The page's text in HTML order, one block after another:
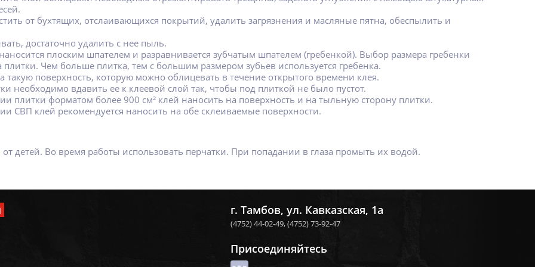
от бухтящих, отслаивающихся покрытий, удалить загрязнения и масляные пятна, обеспылить и
достаточно удалить с нее пыль.
плоским шпателем и разравнивается зубчатым шпателем (гребенкой). Выбор размера гребенки
плитки. Чем больше плитка, тем с большим размером зубьев используется гребенка.
такую поверхность, которую можно облицевать в течение открытого времени клея.
необходимо вдавить ее к клеевой слой так, чтобы под плиткой не было пустот.
плитки форматом более 900 см² клей наносить на поверхность и на тыльную сторону плитки.
СВП клей рекомендуется наносить на обе склеиваемые поверхности.
детей. Во время работы использовать перчатки. При попадании в глаза промыть их водой.
г. Тамбов, ул. Кавказская, 1а
(4752) 44-02-49,(4752) 73-92-47
Присоединяйтесь